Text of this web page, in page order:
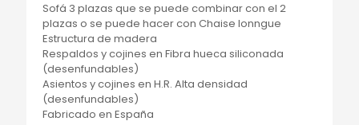
Sofá 3 plazas que se puede combinar con el 2
plazas o se puede hacer con Chaise lonngue
Estructura de madera
Respaldos y cojines en Fibra hueca siliconada
(desenfundables)
Asientos y cojines en H.R. Alta densidad
(desenfundables)
Fabricado en España